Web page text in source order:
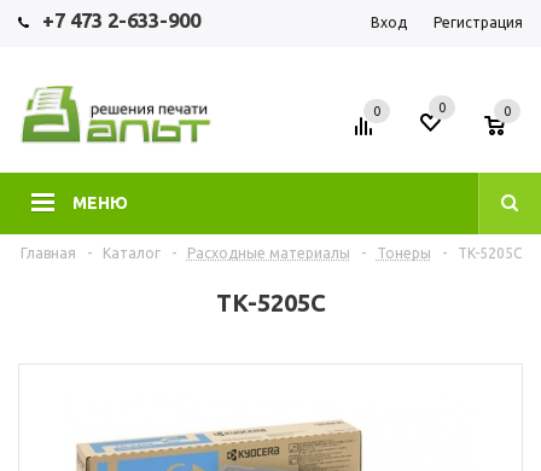
+7 473 2-633-900 Вход Регистрация
МЕНЮ
0 0 0
Главная - Каталог - Расходные материалы - Тонеры - TK-5205C
TK-5205C